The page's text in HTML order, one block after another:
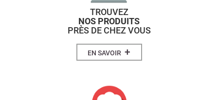
TROUVEZ
NOS PRODUITS
PRÈS DE CHEZ VOUS
EN SAVOIR +